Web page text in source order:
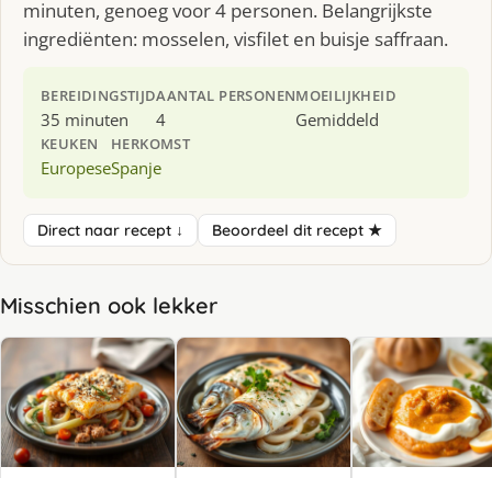
minuten, genoeg voor 4 personen. Belangrijkste
ingrediënten: mosselen, visfilet en buisje saffraan.
BEREIDINGSTIJD
35 minuten
AANTAL PERSONEN
4
MOEILIJKHEID
Gemiddeld
KEUKEN
Europese
HERKOMST
Spanje
Direct naar recept ↓ Beoordeel dit recept ★
Misschien ook lekker